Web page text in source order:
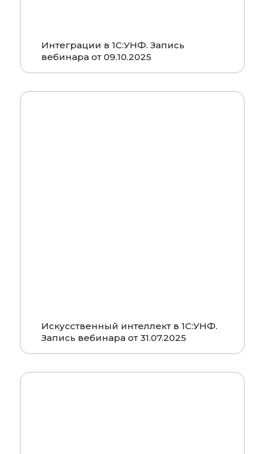
Интеграции в 1С:УНФ. Запись
вебинара от 09.10.2025
Искусственный интеллект в 1С:УНФ.
Запись вебинара от 31.07.2025